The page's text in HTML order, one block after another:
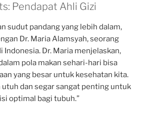
Pendapat Ahli Gizi
sudut pandang yang lebih dalam,
Dr. Maria Alamsyah, seorang
Indonesia. Dr. Maria menjelaskan,
pola makan sehari-hari bisa
yang besar untuk kesehatan kita.
dan segar sangat penting untuk
optimal bagi tubuh.”